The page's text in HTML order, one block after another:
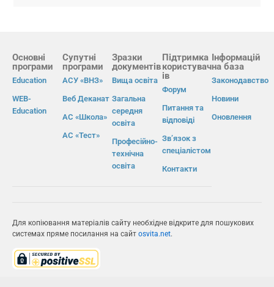
Основні
програми
Education
WEB-
Education
Супутні
програми
АСУ «ВНЗ»
Веб Деканат
АС «Школа»
АС «Тест»
Зразки
документів
Вища освіта
Загальна
середня
освіта
Професійно-
технічна
освіта
Підтримка
користувач
ів
Форум
Питання та
відповіді
Зв’язок з
спеціалістом
Контакти
Інформацій
на база
Законодавство
Новини
Оновлення
Для копіювання матеріалів сайту необхідне відкрите для пошукових
системах пряме посилання на сайт osvita.net.